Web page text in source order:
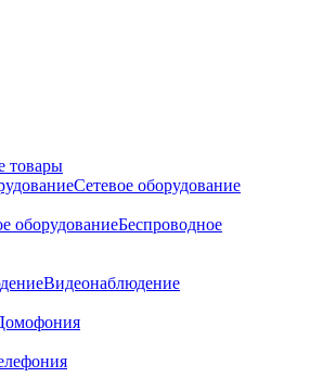
товары
Сетевое оборудование
Беспроводное
Видеонаблюдение